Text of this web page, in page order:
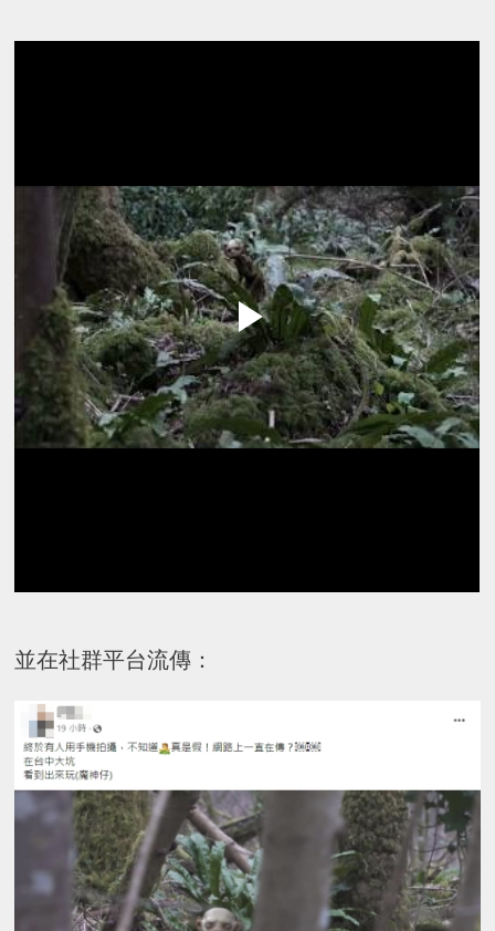
並在社群平台流傳：